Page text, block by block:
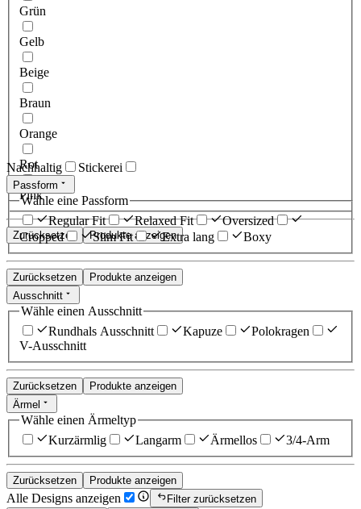
Grün
Gelb
Beige
Braun
Orange
Rot
Pink
Zurücksetzen Produkte anzeigen
Nachhaltig Stickerei
Passform
Wähle eine Passform
Regular Fit
Relaxed Fit
Oversized
Cropped
Slim Fit Extra lang Boxy
Zurücksetzen
Produkte anzeigen
Ausschnitt
Wähle einen Ausschnitt
Rundhals Ausschnitt
Kapuze
Polokragen
V-Ausschnitt
Zurücksetzen
Produkte anzeigen
Ärmel
Wähle einen Ärmeltyp
Kurzärmlig
Langarm Ärmellos 3/4-Arm
Zurücksetzen Produkte anzeigen
Alle Designs anzeigen
Filter zurücksetzen